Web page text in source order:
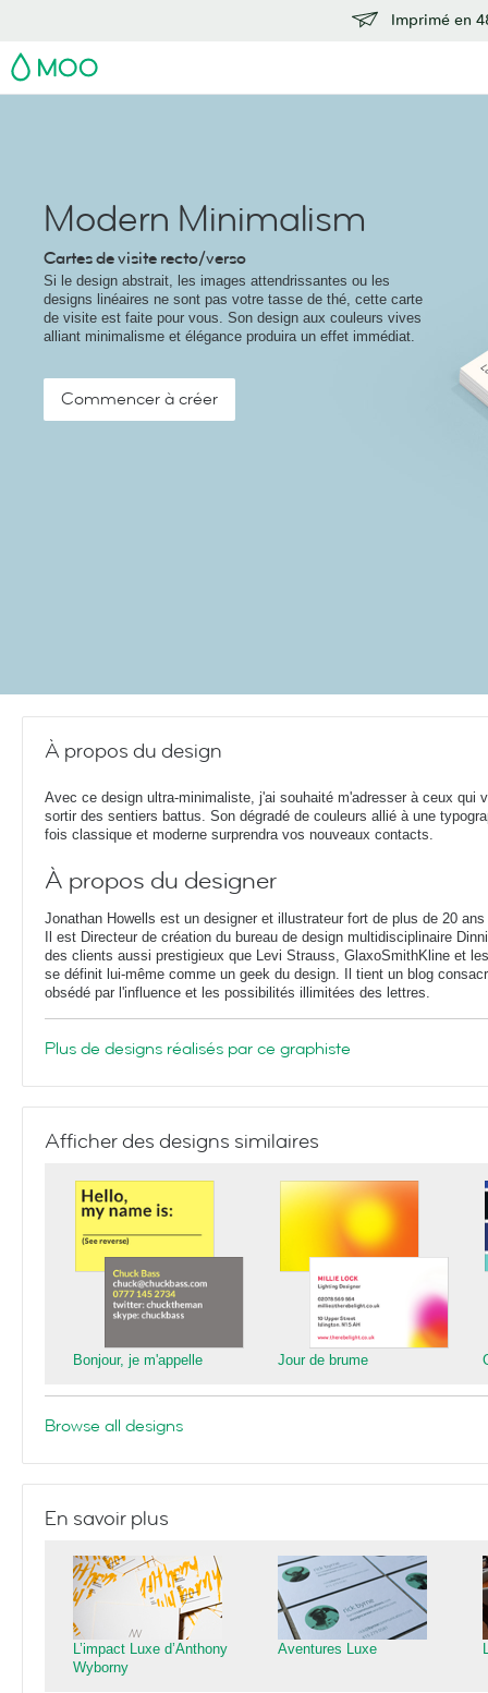
Imprimé en
MOO
Modern Minimalism
Cartes de visite recto/verso
Si le design abstrait, les images attendrissantes ou les
designs linéaires ne sont pas votre tasse de thé, cette carte
de visite est faite pour vous. Son design aux couleurs vives
alliant minimalisme et élégance produira un effet immédiat.
Commencer à créer
À propos du design
Avec ce design ultra-minimaliste, j'ai souhaité m'adresser à ceux qui
sortir des sentiers battus. Son dégradé de couleurs allié à une
fois classique et moderne surprendra vos nouveaux contacts.
À propos du designer
Jonathan Howells est un designer et illustrateur fort de plus de 20
Il est Directeur de création du bureau de design multidisciplinaire
des clients aussi prestigieux que Levi Strauss, GlaxoSmithKline et
se définit lui-même comme un geek du design. Il tient un blog
obsédé par l'influence et les possibilités illimitées des lettres.
Plus de designs réalisés par ce graphiste
Afficher des designs similaires
Bonjour, je m'appelle Jour de brume
Browse all designs
En savoir plus
L’impact Luxe d’Anthony
Wyborny
Aventures Luxe